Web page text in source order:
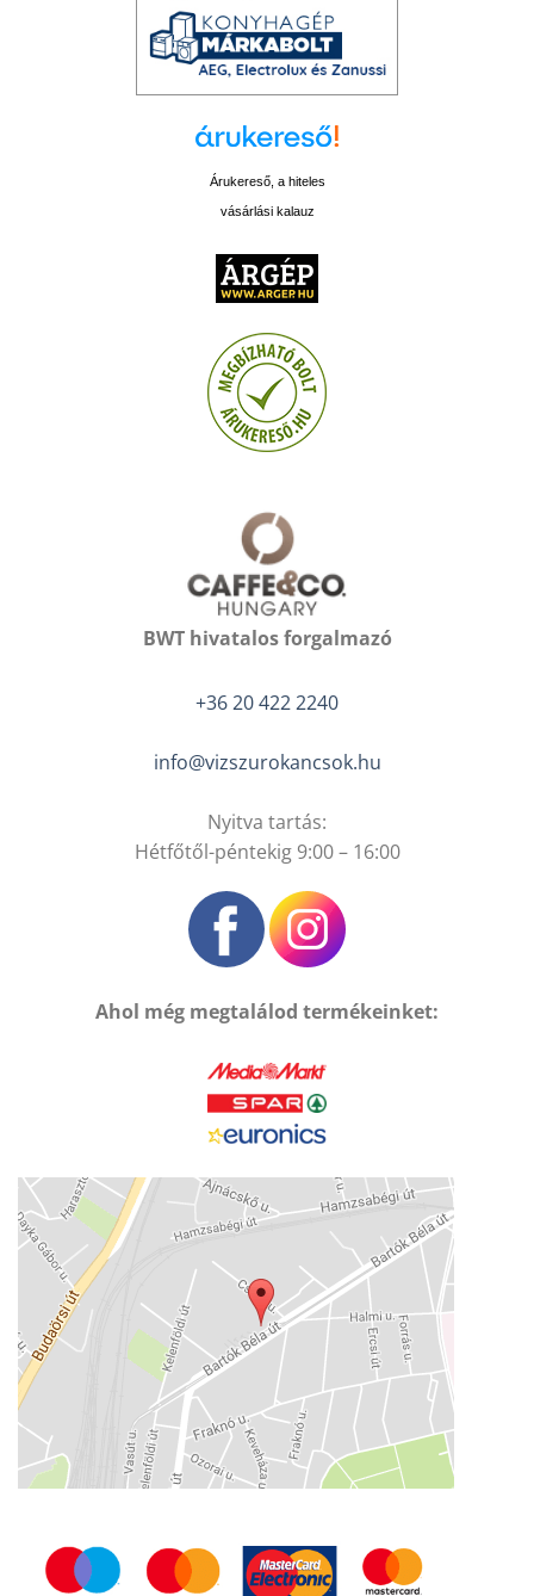
Árukereső, a hiteles
vásárlási kalauz
BWT hivatalos forgalmazó
+36 20 422 2240
info@vizszurokancsok.hu
Nyitva tartás:
Hétfőtől-péntekig 9:00 – 16:00
Ahol még megtalálod termékeinket: